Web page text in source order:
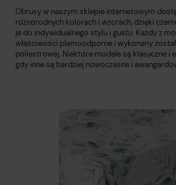
Obrusy w naszym sklepie internetowym
różnorodnych kolorach i wzorach, dzięki
je do indywidualnego stylu i gustu. Każdy z
właściwości plamoodporne i wykonany
poliestrowej. Niektóre modele są klasyczne i
gdy inne są bardziej nowoczesne i